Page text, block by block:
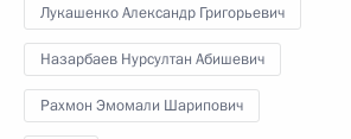
Лукашенко Александр Григорьевич
Назарбаев Нурсултан Абишевич
Рахмон Эмомали Шарипович